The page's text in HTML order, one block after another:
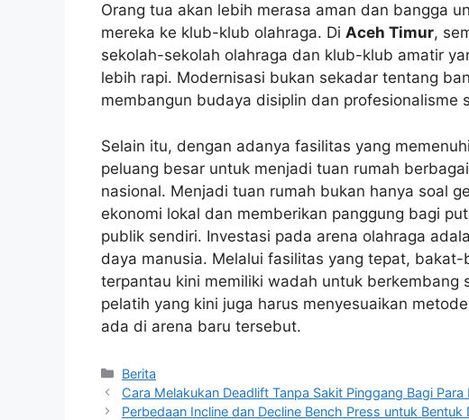
Orang tua akan lebih merasa aman dan bangga
mereka ke klub-klub olahraga. Di Aceh Timur,
sekolah-sekolah olahraga dan klub-klub amatir
lebih rapi. Modernisasi bukan sekadar tentang
membangun budaya disiplin dan profesionalisme
Selain itu, dengan adanya fasilitas yang
peluang besar untuk menjadi tuan rumah
nasional. Menjadi tuan rumah bukan hanya soal
ekonomi lokal dan memberikan panggung bagi
publik sendiri. Investasi pada arena olahraga
daya manusia. Melalui fasilitas yang tepat,
terpantau kini memiliki wadah untuk berkembang
pelatih yang kini juga harus menyesuaikan
ada di arena baru tersebut.
Kategori
Berita
Cara Melakukan Deadlift Tanpa Sakit Pinggang Bagi Para
Perbedaan Incline dan Decline Bench Press untuk Bentuk